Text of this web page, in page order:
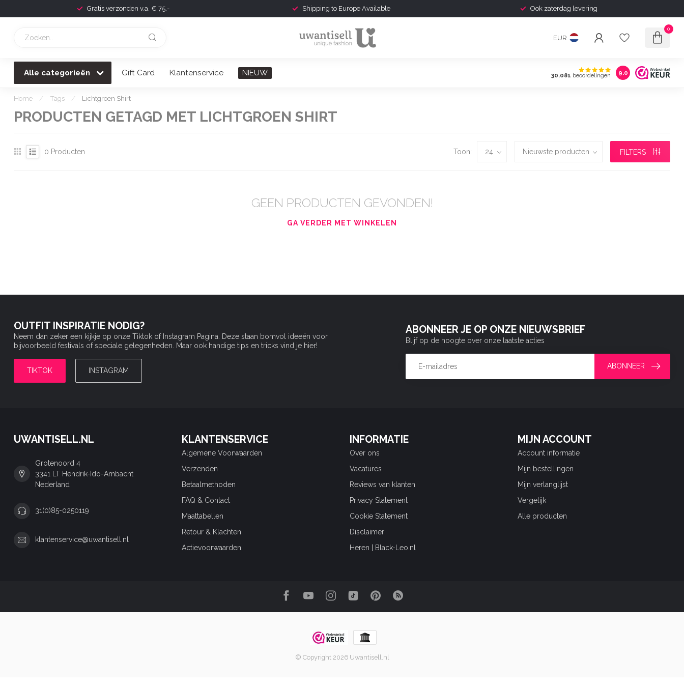
Gratis verzonden v.a. € 75,- Shipping to Europe Available Ook zaterdag levering
EUR
0
Alle categorieën Gift Card Klantenservice NIEUW 30.081 beoordelingen 9.0
Home / Tags / Lichtgroen Shirt
PRODUCTEN GETAGD MET LICHTGROEN SHIRT
0 Producten Toon: FILTERS
GEEN PRODUCTEN GEVONDEN!
GA VERDER MET WINKELEN
OUTFIT INSPIRATIE NODIG?
Neem dan zeker een kijkje op onze Tiktok of Instagram Pagina. Deze staan bomvol ideeën voor
bijvoorbeeld festivals of speciale gelegenheden. Maar ook handige tips en tricks vind je hier!
TIKTOK INSTAGRAM
ABONNEER JE OP ONZE NIEUWSBRIEF
Blijf op de hoogte over onze laatste acties
ABONNEER
UWANTISELL.NL
Grotenoord 4
3341 LT Hendrik-Ido-Ambacht
Nederland
31(0)85-0250119
klantenservice@uwantisell.nl
KLANTENSERVICE
Algemene Voorwaarden
Verzenden
Betaalmethoden
FAQ & Contact
Maattabellen
Retour & Klachten
Actievoorwaarden
INFORMATIE
Over ons
Vacatures
Reviews van klanten
Privacy Statement
Cookie Statement
Disclaimer
Heren | Black-Leo.nl
MIJN ACCOUNT
Account informatie
Mijn bestellingen
Mijn verlanglijst
Vergelijk
Alle producten
© Copyright 2026 Uwantisell.nl